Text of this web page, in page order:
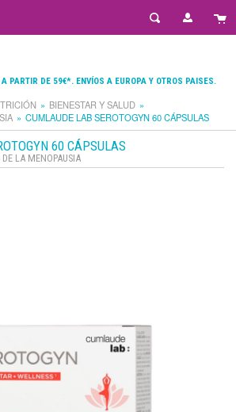
PARTIR DE 59€*. ENVÍOS A EUROPA Y OTROS PAISES.
BIENESTAR Y SALUD
CUMLAUDE LAB SEROTOGYN 60 CÁPSULAS
60 CÁPSULAS
LA MENOPAUSIA